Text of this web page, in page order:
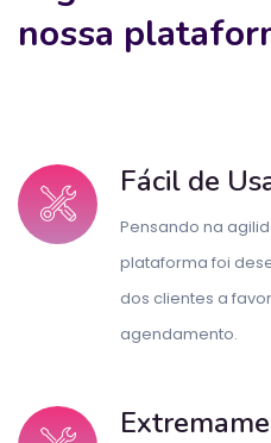
nossa
Fácil de
Pensando na
plataforma foi
dos clientes a
agendamento.